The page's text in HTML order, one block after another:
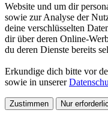
Website und um dir
sowie zur Analyse der
deine verschlüsselten
dir über deren Online-
du deren Dienste bereits
Erkundige dich bitte vor
sowie in unserer
Zustimmen Nur